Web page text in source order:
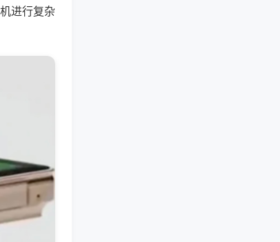
进行复杂